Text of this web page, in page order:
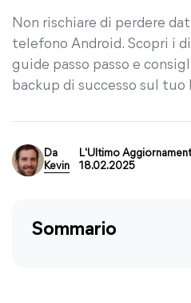
Non rischiare di perdere
telefono Android. Scopri i
guide passo passo e
backup di successo sul tuo
Da
Kevin
L'Ultimo
18.02.2025
Sommario